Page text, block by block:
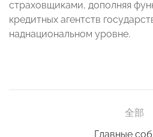
страховщиками, дополняя
кредитных агентств
наднациональном уровне.
全部
Главные